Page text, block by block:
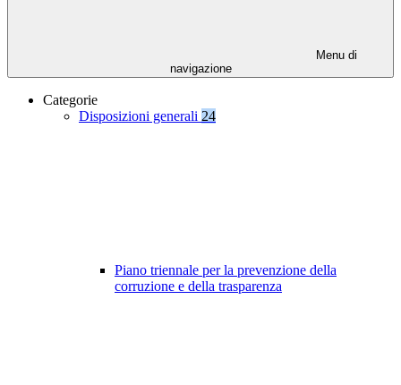
Menu di
navigazione
Categorie
Disposizioni generali 24
Piano triennale per la prevenzione della
corruzione e della trasparenza